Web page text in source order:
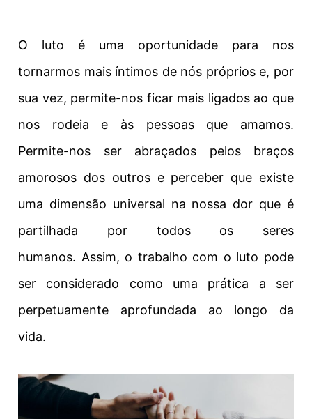
O luto é uma oportunidade para nos
tornarmos mais íntimos de nós próprios e, por
sua vez, permite-nos ficar mais ligados ao que
nos rodeia e às pessoas que amamos.
Permite-nos ser abraçados pelos braços
amorosos dos outros e perceber que existe
uma dimensão universal na nossa dor que é
partilhada por todos os seres
humanos. Assim, o trabalho com o luto pode
ser considerado como uma prática a ser
perpetuamente aprofundada ao longo da
vida.